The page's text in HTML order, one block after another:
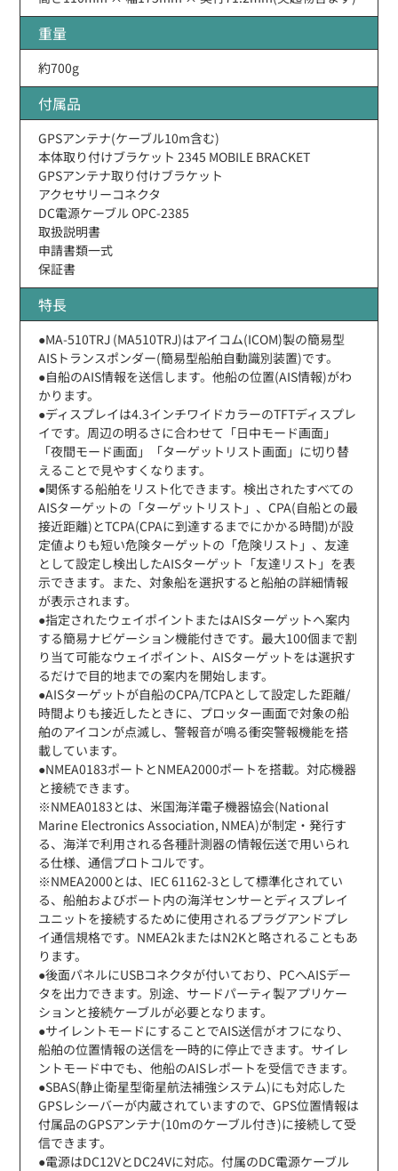
重量
約700g
付属品
GPSアンテナ(ケーブル10m含む)
本体取り付けブラケット 2345 MOBILE BRACKET
GPSアンテナ取り付けブラケット
アクセサリーコネクタ
DC電源ケーブル OPC-2385
取扱説明書
申請書類一式
保証書
特長
●MA-510TRJ (MA510TRJ)はアイコム(ICOM)製の簡易型
AISトランスポンダー(簡易型船舶自動識別装置)です。
●自船のAIS情報を送信します。他船の位置(AIS情報)がわ
かります。
●ディスプレイは4.3インチワイドカラーのTFTディスプレ
イです。周辺の明るさに合わせて「日中モード画面」
「夜間モード画面」「ターゲットリスト画面」に切り替
えることで見やすくなります。
●関係する船舶をリスト化できます。検出されたすべての
AISターゲットの「ターゲットリスト」、CPA(自船との最
接近距離)とTCPA(CPAに到達するまでにかかる時間)が設
定値よりも短い危険ターゲットの「危険リスト」、友達
として設定し検出したAISターゲット「友達リスト」を表
示できます。また、対象船を選択すると船舶の詳細情報
が表示されます。
●指定されたウェイポイントまたはAISターゲットへ案内
する簡易ナビゲーション機能付きです。最大100個まで割
り当て可能なウェイポイント、AISターゲットをは選択す
るだけで目的地までの案内を開始します。
●AISターゲットが自船のCPA/TCPAとして設定した距離/
時間よりも接近したときに、プロッター画面で対象の船
舶のアイコンが点滅し、警報音が鳴る衝突警報機能を搭
載しています。
●NMEA0183ポートとNMEA2000ポートを搭載。対応機器
と接続できます。
※NMEA0183とは、米国海洋電子機器協会(National
Marine Electronics Association, NMEA)が制定・発行す
る、海洋で利用される各種計測器の情報伝送で用いられ
る仕様、通信プロトコルです。
※NMEA2000とは、IEC 61162-3として標準化されてい
る、船舶およびボート内の海洋センサーとディスプレイ
ユニットを接続するために使用されるプラグアンドプレ
イ通信規格です。NMEA2kまたはN2Kと略されることもあ
ります。
●後面パネルにUSBコネクタが付いており、PCへAISデー
タを出力できます。別途、サードパーティ製アプリケー
ションと接続ケーブルが必要となります。
●サイレントモードにすることでAIS送信がオフになり、
船舶の位置情報の送信を一時的に停止できます。サイレ
ントモード中でも、他船のAISレポートを受信できます。
●SBAS(静止衛星型衛星航法補強システム)にも対応した
GPSレシーバーが内蔵されていますので、GPS位置情報は
付属品のGPSアンテナ(10mのケーブル付き)に接続して受
信できます。
●電源はDC12VとDC24Vに対応。付属のDC電源ケーブル